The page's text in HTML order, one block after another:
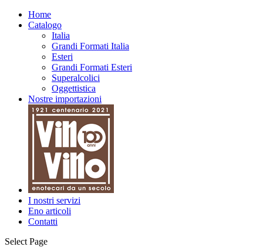
Home
Catalogo
Italia
Grandi Formati Italia
Esteri
Grandi Formati Esteri
Superalcolici
Oggettistica
Nostre importazioni
I nostri servizi
Eno articoli
Contatti
Select Page